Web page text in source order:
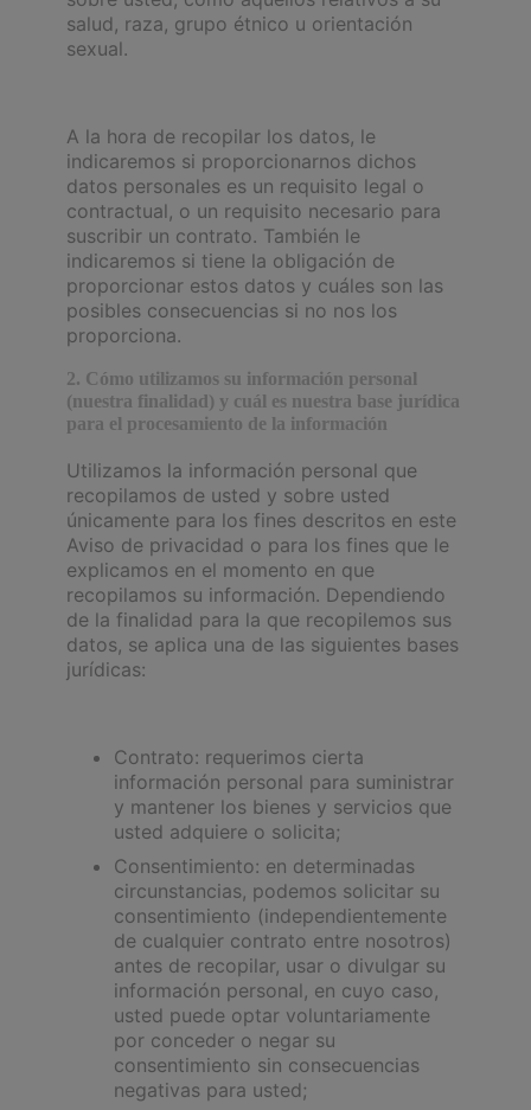
salud, raza, grupo étnico u orientación
sexual.
A la hora de recopilar los datos, le
indicaremos si proporcionarnos dichos
datos personales es un requisito legal o
contractual, o un requisito necesario para
suscribir un contrato. También le
indicaremos si tiene la obligación de
proporcionar estos datos y cuáles son las
posibles consecuencias si no nos los
proporciona.
2. Cómo utilizamos su información personal
(nuestra finalidad) y cuál es nuestra base jurídica
para el procesamiento de la información
Utilizamos la información personal que
recopilamos de usted y sobre usted
únicamente para los fines descritos en este
Aviso de privacidad o para los fines que le
explicamos en el momento en que
recopilamos su información. Dependiendo
de la finalidad para la que recopilemos sus
datos, se aplica una de las siguientes bases
jurídicas:
Contrato: requerimos cierta
información personal para suministrar
y mantener los bienes y servicios que
usted adquiere o solicita;
Consentimiento: en determinadas
circunstancias, podemos solicitar su
consentimiento (independientemente
de cualquier contrato entre nosotros)
antes de recopilar, usar o divulgar su
información personal, en cuyo caso,
usted puede optar voluntariamente
por conceder o negar su
consentimiento sin consecuencias
negativas para usted;